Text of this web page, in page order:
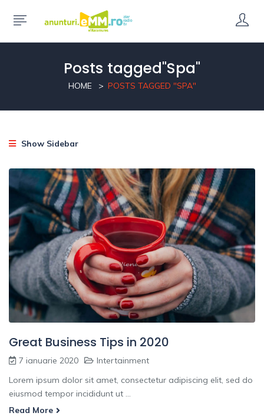
Posts tagged"Spa"
HOME POSTS TAGGED "SPA"
Show Sidebar
Great Business Tips in 2020
7 ianuarie 2020
Intertainment
Lorem ipsum dolor sit amet, consectetur adipiscing elit, sed do
eiusmod tempor incididunt ut ...
Read More